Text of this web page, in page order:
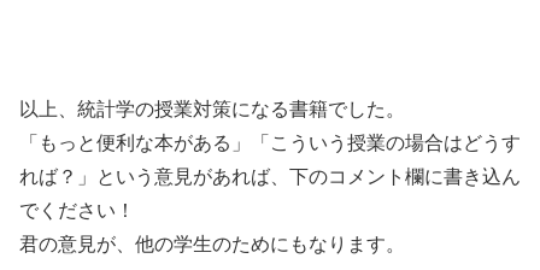
以上、統計学の授業対策になる書籍でした。
「もっと便利な本がある」「こういう授業の場合はどうす
れば？」という意見があれば、下のコメント欄に書き込ん
でください！
君の意見が、他の学生のためにもなります。